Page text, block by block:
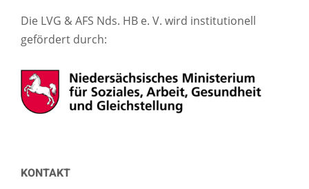
Die LVG & AFS Nds. HB e. V. wird institutionell
gefördert durch:
KONTAKT